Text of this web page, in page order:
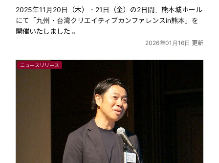
2025年11月20日（木）・21日（金）の2日間、熊本城ホール
にて「九州・台湾クリエイティブカンファレンスin熊本」を
開催いたしました 。
2026年01月16日 更新
ニュースリリース